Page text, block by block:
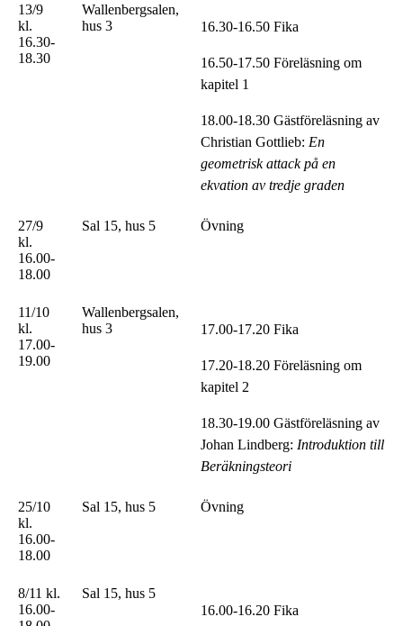
13/9
kl.
16.30-
18.30
Wallenbergsalen,
hus 3
16.30-16.50 Fika
16.50-17.50 Föreläsning om
kapitel 1
18.00-18.30 Gästföreläsning av
Christian Gottlieb: En
geometrisk attack på en
ekvation av tredje graden
27/9
kl.
16.00-
18.00
Sal 15, hus 5 Övning
11/10
kl.
17.00-
19.00
Wallenbergsalen,
hus 3
17.00-17.20 Fika
17.20-18.20 Föreläsning om
kapitel 2
18.30-19.00 Gästföreläsning av
Johan Lindberg: Introduktion till
Beräkningsteori
25/10
kl.
16.00-
18.00
Sal 15, hus 5 Övning
8/11 kl.
16.00-
Sal 15, hus 5
16.00-16.20 Fika